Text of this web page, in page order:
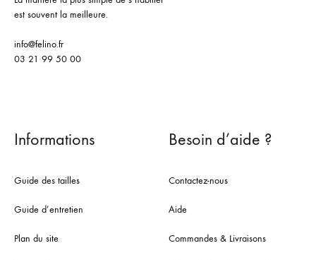
est souvent la meilleure.
info@felino.fr
03 21 99 50 00
Informations
Guide des tailles
Guide d’entretien
Plan du site
Besoin d’aide ?
Contactez-nous
Aide
Commandes & Livraisons